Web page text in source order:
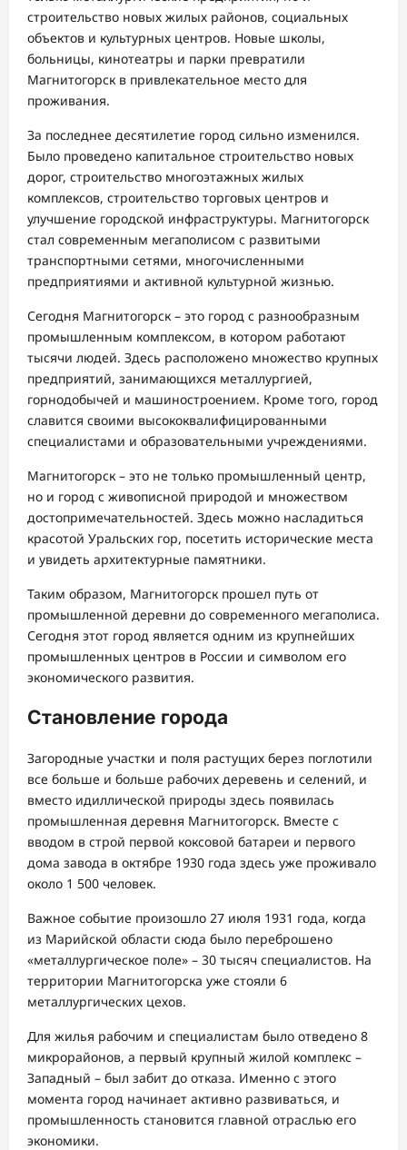
строительство новых жилых районов, социальных
объектов и культурных центров. Новые школы,
больницы, кинотеатры и парки превратили
Магнитогорск в привлекательное место для
проживания.
За последнее десятилетие город сильно изменился.
Было проведено капитальное строительство новых
дорог, строительство многоэтажных жилых
комплексов, строительство торговых центров и
улучшение городской инфраструктуры. Магнитогорск
стал современным мегаполисом с развитыми
транспортными сетями, многочисленными
предприятиями и активной культурной жизнью.
Сегодня Магнитогорск – это город с разнообразным
промышленным комплексом, в котором работают
тысячи людей. Здесь расположено множество крупных
предприятий, занимающихся металлургией,
горнодобычей и машиностроением. Кроме того, город
славится своими высококвалифицированными
специалистами и образовательными учреждениями.
Магнитогорск – это не только промышленный центр,
но и город с живописной природой и множеством
достопримечательностей. Здесь можно насладиться
красотой Уральских гор, посетить исторические места
и увидеть архитектурные памятники.
Таким образом, Магнитогорск прошел путь от
промышленной деревни до современного мегаполиса.
Сегодня этот город является одним из крупнейших
промышленных центров в России и символом его
экономического развития.
Становление города
Загородные участки и поля растущих берез поглотили
все больше и больше рабочих деревень и селений, и
вместо идиллической природы здесь появилась
промышленная деревня Магнитогорск. Вместе с
вводом в строй первой коксовой батареи и первого
дома завода в октябре 1930 года здесь уже проживало
около 1 500 человек.
Важное событие произошло 27 июля 1931 года, когда
из Марийской области сюда было переброшено
«металлургическое поле» – 30 тысяч специалистов. На
территории Магнитогорска уже стояли 6
металлургических цехов.
Для жилья рабочим и специалистам было отведено 8
микрорайонов, а первый крупный жилой комплекс –
Западный – был забит до отказа. Именно с этого
момента город начинает активно развиваться, и
промышленность становится главной отраслью его
экономики.